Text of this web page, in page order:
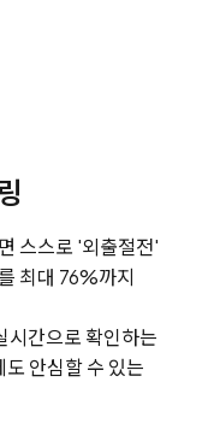
스스로 '외출절전'
최대 76%까지
시간으로 확인하는
안심할 수 있는